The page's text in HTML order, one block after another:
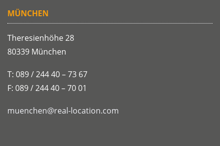
MÜNCHEN
Theresienhöhe 28
80339 München
T: 089 / 244 40 – 73 67
F: 089 / 244 40 – 70 01
muenchen@real-location.com